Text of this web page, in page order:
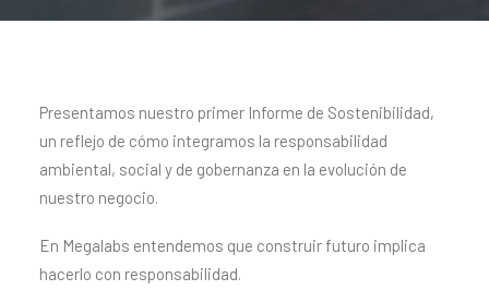
Presentamos nuestro primer Informe de Sostenibilidad,
un reflejo de cómo integramos la responsabilidad
ambiental, social y de gobernanza en la evolución de
nuestro negocio.
En Megalabs entendemos que construir futuro implica
hacerlo con responsabilidad.